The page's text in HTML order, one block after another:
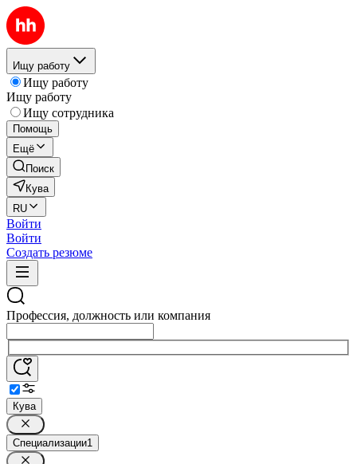
Ищу работу
Ищу работу
Ищу работу
Ищу сотрудника
Помощь
Ещё
Поиск
Кува
RU
Войти
Войти
Создать резюме
Профессия, должность или компания
Кува
Специализации1